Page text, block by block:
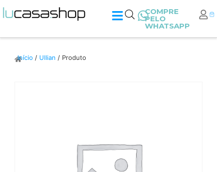
COMPRE
PELO
WHATSAPP
Início / Ullian / Produto